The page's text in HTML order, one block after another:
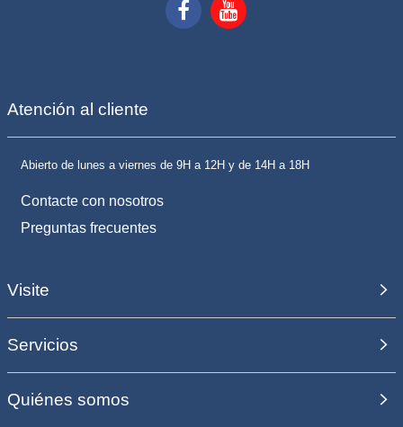
Atención al cliente
Abierto de lunes a viernes de 9H a 12H y de 14H a 18H
Contacte con nosotros
Preguntas frecuentes
Visite
Servicios
Quiénes somos